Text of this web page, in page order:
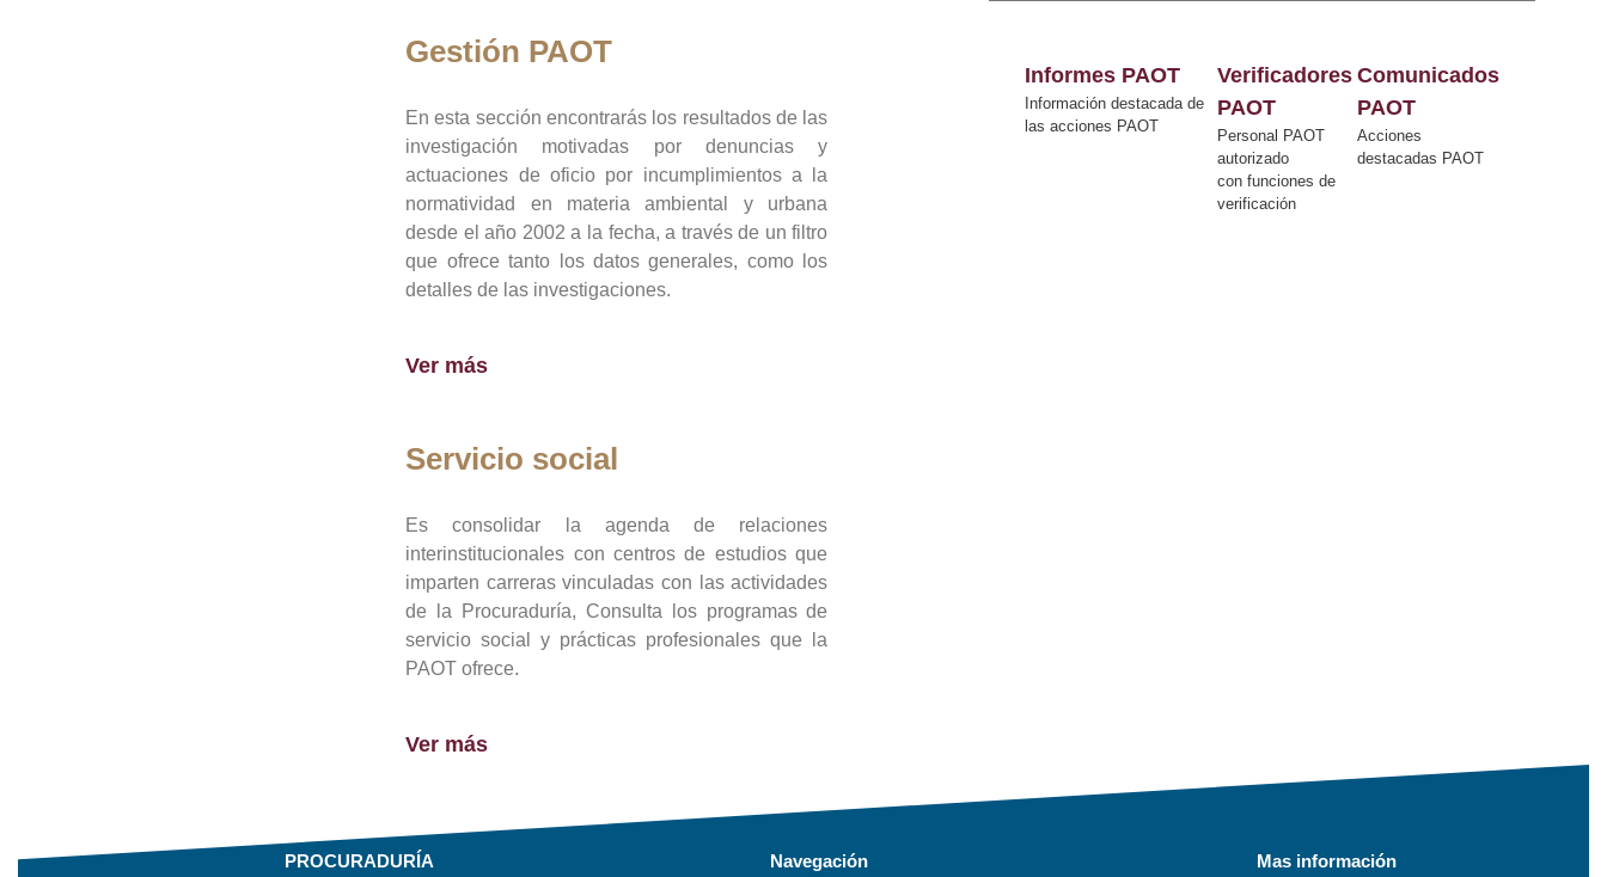
Gestión PAOT
En esta sección encontrarás los resultados de las
investigación motivadas por denuncias y
actuaciones de oficio por incumplimientos a la
normatividad en materia ambiental y urbana
desde el año 2002 a la fecha, a través de un filtro
que ofrece tanto los datos generales, como los
detalles de las investigaciones.
Ver más
Servicio social
Es consolidar la agenda de relaciones
interinstitucionales con centros de estudios que
imparten carreras vinculadas con las actividades
de la Procuraduría, Consulta los programas de
servicio social y prácticas profesionales que la
PAOT ofrece.
Ver más
Informes PAOT
Información destacada de
las acciones PAOT
Verificadores
PAOT
Personal PAOT
autorizado
con funciones de
verificación
Comunicados
PAOT
Acciones
destacadas PAOT
PROCURADURÍA Navegación Mas información